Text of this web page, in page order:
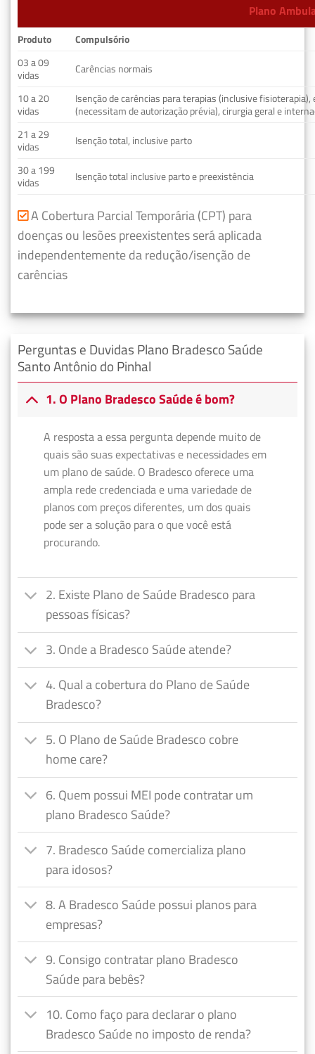
Plano
Produto
Compulsório
03 a 09
vidas
Carências normais
10 a 20
vidas
Isenção de carências para terapias (inclusive fisioterapia),
(necessitam de autorização prévia), cirurgia geral e
21 a 29
vidas
Isenção total, inclusive parto
30 a 199
vidas
Isenção total inclusive parto e preexistência
A Cobertura Parcial Temporária (CPT) para
doenças ou lesões preexistentes será aplicada
independentemente da redução/isenção de
carências
Perguntas e Duvidas Plano Bradesco Saúde
Santo Antônio do Pinhal
1. O Plano Bradesco Saúde é bom?
A resposta a essa pergunta depende muito de
quais são suas expectativas e necessidades em
um plano de saúde. O Bradesco oferece uma
ampla rede credenciada e uma variedade de
planos com preços diferentes, um dos quais
pode ser a solução para o que você está
procurando.
2. Existe Plano de Saúde Bradesco para
pessoas físicas?
3. Onde a Bradesco Saúde atende?
4. Qual a cobertura do Plano de Saúde
Bradesco?
5. O Plano de Saúde Bradesco cobre
home care?
6. Quem possui MEI pode contratar um
plano Bradesco Saúde?
7. Bradesco Saúde comercializa plano
para idosos?
8. A Bradesco Saúde possui planos para
empresas?
9. Consigo contratar plano Bradesco
Saúde para bebês?
10. Como faço para declarar o plano
Bradesco Saúde no imposto de renda?